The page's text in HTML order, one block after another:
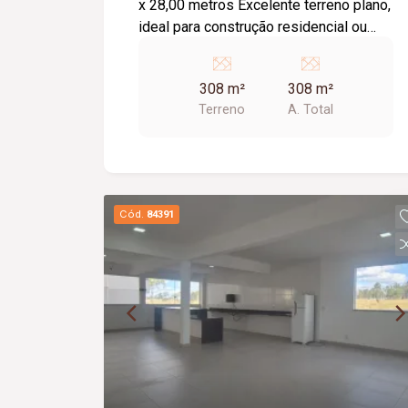
x 28,00 metros Excelente terreno plano,
ideal para construção residencial ou
excelente aproveitamento do espaço, é
uma excelente oportunidade para
construir ou investir em uma região em
308 m²
Terreno
308 m²
A. Total
Cód. 84391